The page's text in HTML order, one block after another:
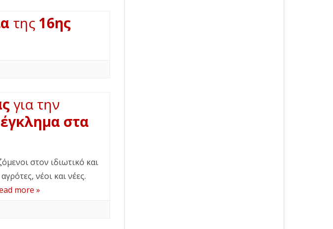
της 16ης
για την
στα
στον ιδιωτικό και
νέοι και νέες.
more »